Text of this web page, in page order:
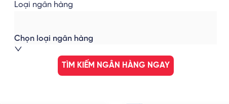
Loại ngân hàng
Chọn loại ngân hàng
TÌM KIẾM NGÂN HÀNG NGAY